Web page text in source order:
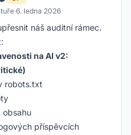
·6. ledna 2026
náš auditní rámec.
na AI v2:
robots.txt
obsahu
příspěvcích